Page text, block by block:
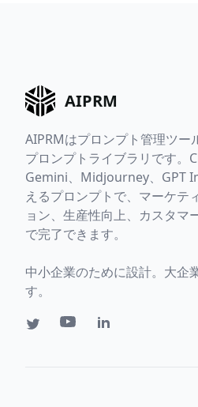
AIPRM
AIPRMはプロンプト管理ツー
プロンプトライブラリです。
Gemini、Midjourney、GPT
えるプロンプトで、マーケテ
ョン、生産性向上、カスタマ
で完了できます。
中小企業のために設計。大企
す。